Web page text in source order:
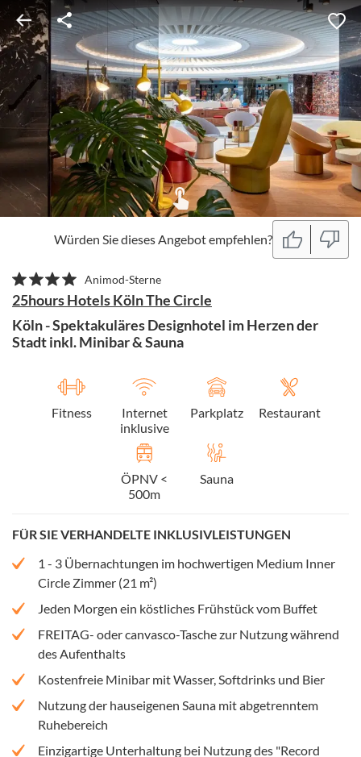
Würden Sie dieses Angebot empfehlen?
Animod-Sterne
25hours Hotels Köln The Circle
Köln - Spektakuläres Designhotel im Herzen der
Stadt inkl. Minibar & Sauna
Fitness
Internet
inklusive
Parkplatz Restaurant
ÖPNV <
500m
Sauna
FÜR SIE VERHANDELTE INKLUSIVLEISTUNGEN
1 - 3 Übernachtungen im hochwertigen Medium Inner
Circle Zimmer (21 m²)
Jeden Morgen ein köstliches Frühstück vom Buffet
FREITAG- oder canvasco-Tasche zur Nutzung während
des Aufenthalts
Kostenfreie Minibar mit Wasser, Softdrinks und Bier
Nutzung der hauseigenen Sauna mit abgetrenntem
Ruhebereich
Einzigartige Unterhaltung bei Nutzung des "Record